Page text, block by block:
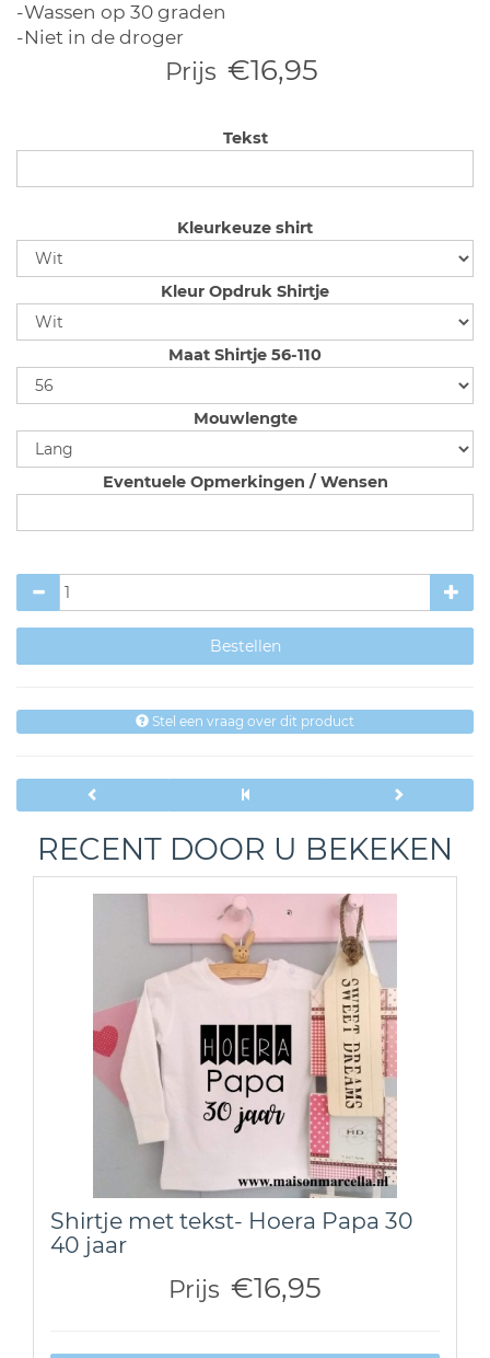
-Wassen op 30 graden
-Niet in de droger
Prijs €16,95
Tekst
Kleurkeuze shirt
Kleur Opdruk Shirtje
Maat Shirtje 56-110
Mouwlengte
Eventuele Opmerkingen / Wensen
Stel een vraag over dit product
RECENT DOOR U BEKEKEN
Shirtje met tekst- Hoera Papa 30
40 jaar
Prijs €16,95